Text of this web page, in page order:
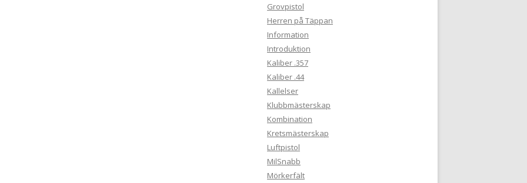
Grovpistol
Herren på Täppan
Information
Introduktion
Kaliber .357
Kaliber .44
Kallelser
Klubbmästerskap
Kombination
Kretsmästerskap
Luftpistol
MilSnabb
Mörkerfält